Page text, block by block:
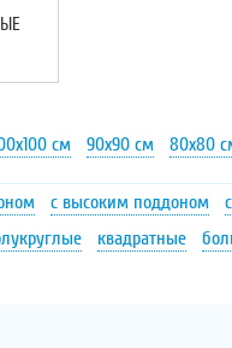
см 90х90 см 80х80
с высоким поддоном
квадратные